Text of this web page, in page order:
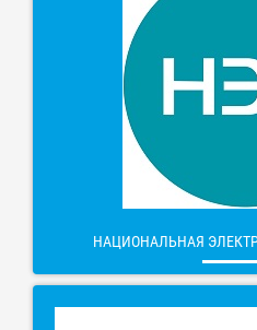
НАЦИОНАЛЬНАЯ